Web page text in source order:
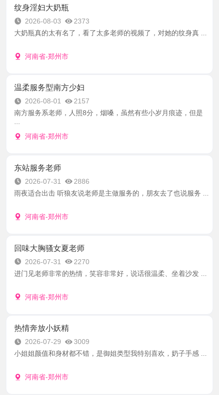
纹身淫妇大奶瓶
2026-08-03
2373
大奶瓶真的太有名了，看了太多老师的视频了，对她的纹身真 ...
河南省-郑州市
温柔服务型南方少妇
2026-08-01
2157
南方服务系老师，人照8分，烟嗓，虽然有些小岁月痕迹，但是
...
河南省-郑州市
东站服务老师
2026-07-31
2886
雨夜适合出击 听狼友说老师是主做服务的，朋友去了也说服务 ...
河南省-郑州市
回味大胸骚女夏老师
2026-07-31
2270
进门见老师非常的热情，笑容非常好，说话很温柔、坐着沙发 ...
河南省-郑州市
热情奔放小妖精
2026-07-29
3009
小姐姐颜值和身材都不错，是御姐类型我特别喜欢，奶子手感 ...
河南省-郑州市